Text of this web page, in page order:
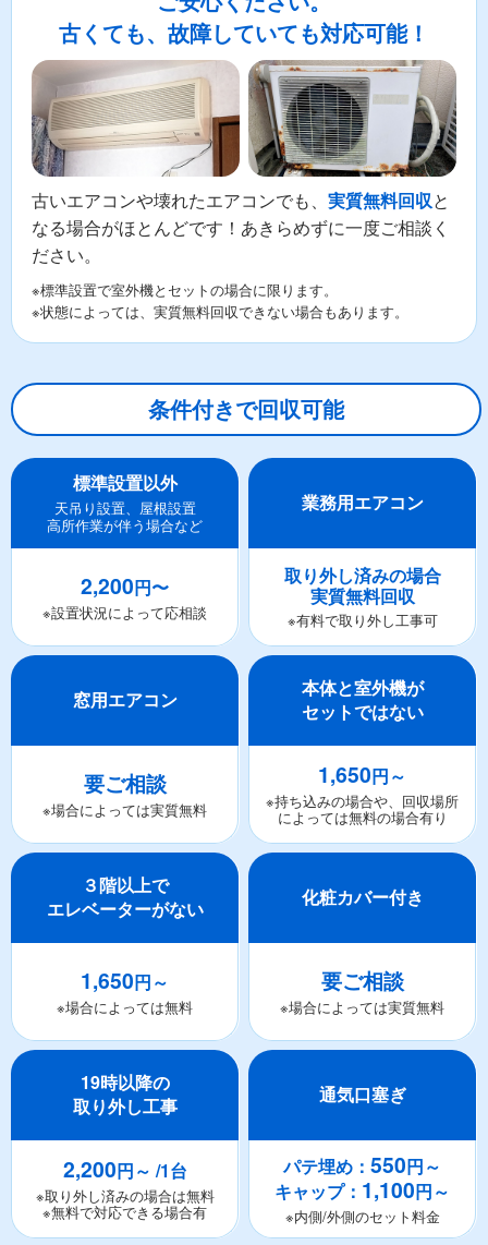
古くても、故障していても対応可能！
古いエアコンや壊れたエアコンでも、 実質無料回収と
なる場合がほとんどです！あきらめずに一度ご相談く
ださい。
※標準設置で室外機とセットの場合に限ります。
※状態によっては、実質無料回収できない場合もあります。
条件付きで回収可能
標準設置以外
天吊り設置、屋根設置
高所作業が伴う場合など
2,200円〜
※設置状況によって応相談
業務用エアコン
取り外し済みの場合
実質無料回収
※有料で取り外し工事可
窓用エアコン
要ご相談
※場合によっては実質無料
本体と室外機が
セットではない
1,650円～
※持ち込みの場合や、回収場所
によっては無料の場合有り
３階以上で
エレベーターがない
1,650円～
※場合によっては無料
化粧カバー付き
要ご相談
※場合によっては実質無料
19時以降の
取り外し工事
2,200円～ /1台
※取り外し済みの場合は無料
※無料で対応できる場合有
通気口塞ぎ
パテ埋め：550円～
キャップ： 1,100円～
※内側/外側のセット料金